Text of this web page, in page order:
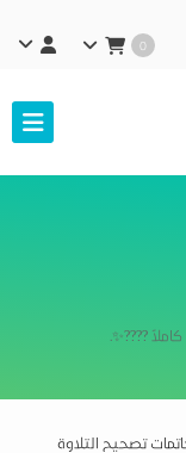
0
تصحيح التلاوة